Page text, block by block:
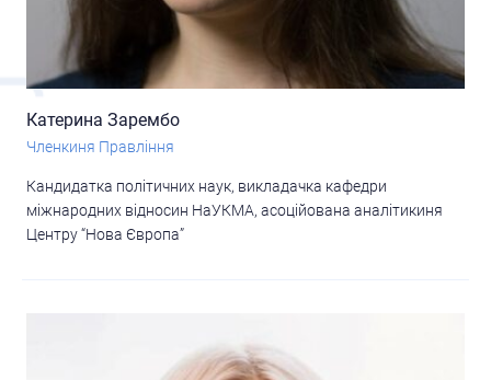
Катерина Зарембо
Членкиня Правління
Кандидатка політичних наук, викладачка кафедри
міжнародних відносин НаУКМА, асоційована аналітикиня
Центру “Нова Європа”